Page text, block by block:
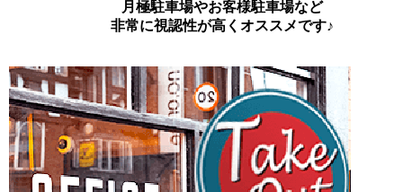
月極駐車場やお客様駐車場など
非常に視認性が高くオススメです♪